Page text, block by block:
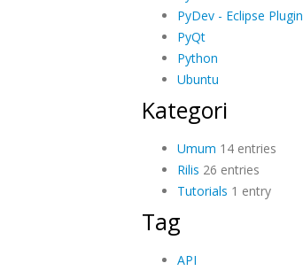
PyDev - Eclipse Plugin
PyQt
Python
Ubuntu
Kategori
Umum 14 entries
Rilis 26 entries
Tutorials 1 entry
Tag
API